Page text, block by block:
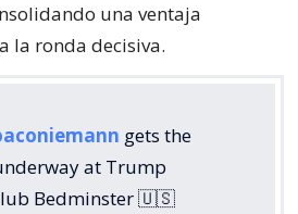
una ventaja
la ronda decisiva.
gets the
at Trump
Bedminster 🇺🇸